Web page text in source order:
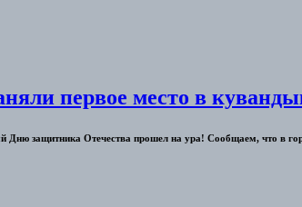
первое место в
Дню защитника Отечества прошел на ура! Сообщаем, что в